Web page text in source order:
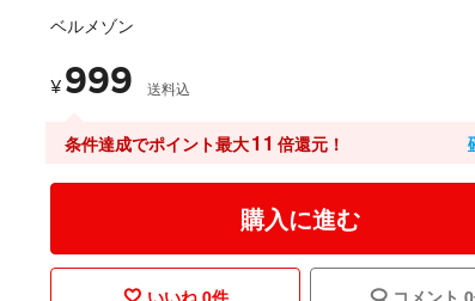
ベルメゾン
¥ 999 送料込
条件達成でポイント最大11 倍還元！
購入に進む
いいね 0件 コメント